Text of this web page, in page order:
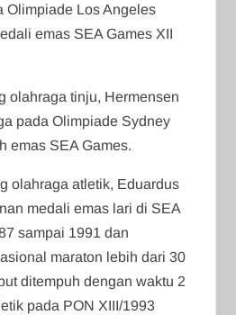
Olimpiade Los Angeles
emas SEA Games XII
olahraga tinju, Hermensen
pada Olimpiade Sydney
emas SEA Games.
olahraga atletik, Eduardus
medali emas lari di SEA
sampai 1991 dan
maraton lebih dari 30
ditempuh dengan waktu 2
pada PON XIII/1993